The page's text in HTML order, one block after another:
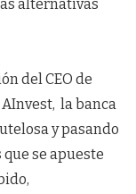
alternativas
del CEO de
la banca
y pasando
se apueste